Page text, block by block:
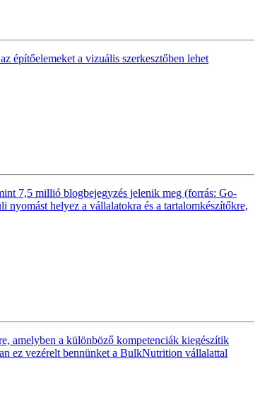
építőelemeket a vizuális szerkesztőben lehet
7,5 millió blogbejegyzés jelenik meg (forrás: Go-
helyez a vállalatokra és a tartalomkészítőkre,
amelyben a különböző kompetenciák kiegészítik
ez vezérelt bennünket a BulkNutrition vállalattal